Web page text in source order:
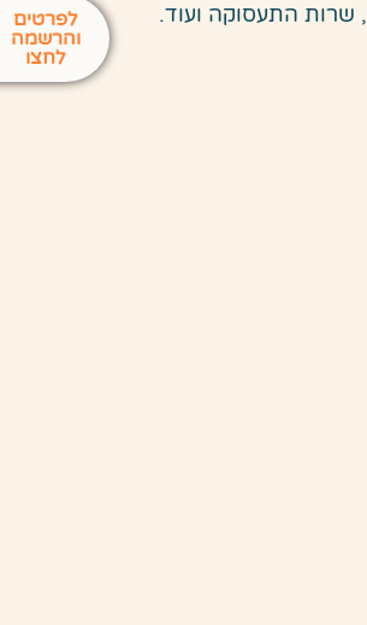
שרות התעסוקה ועוד.
לפרטים
והרשמה
לחצו